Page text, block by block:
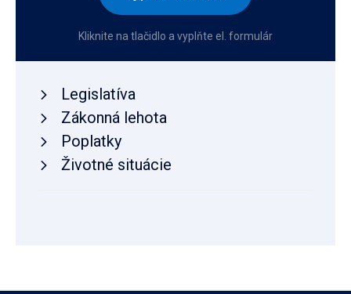
Kliknite na tlačidlo a vyplňte el. formulár
Legislatíva
Zákonná lehota
Poplatky
Životné situácie